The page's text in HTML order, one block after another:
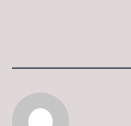
BESPRECHUNGEN
ÜBER
KUNSTWERKE